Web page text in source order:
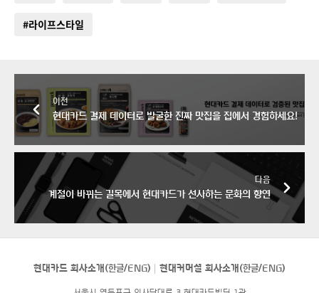
#라이프스타일
이전
현대카드 결제 데이터로 발굴한 진짜 맛집을 집에서 경험하세요!
다음
계절이 바뀌는 길목에서 현대카드가 선사하는 문화의 향연
현대카드 회사소개(한글/ENG) 현대커머셜 회사소개(한글/ENG)